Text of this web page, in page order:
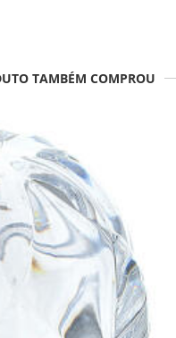
TAMBÉM COMPROU